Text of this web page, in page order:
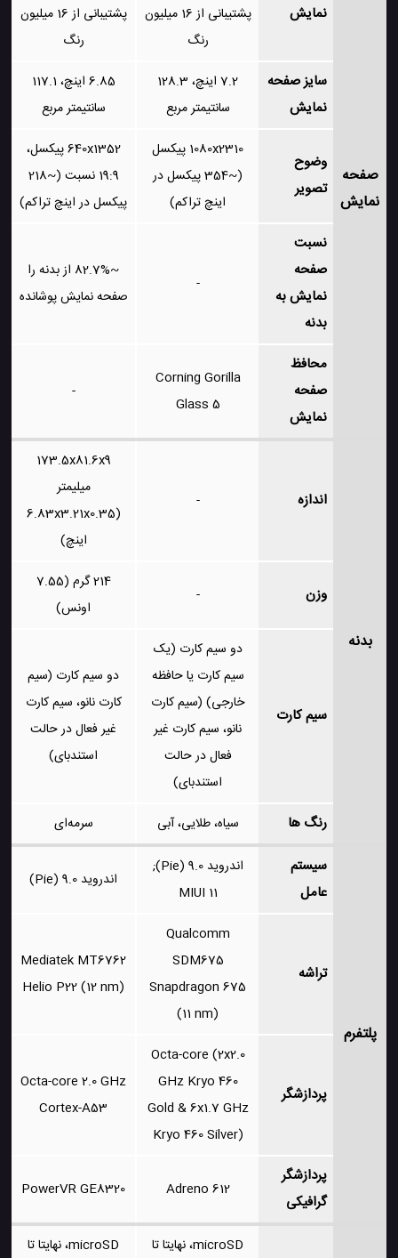
صفحه
نمایش
نمایش
پشتیبانی از 16 میلیون
رنگ
پشتیبانی از 16 میلیون
رنگ
سایز صفحه
نمایش
7.2 اینچ، 128.3
سانتیمتر مربع
6.85 اینچ، 117.1
سانتیمتر مربع
وضوح
تصویر
1080x2310 پیکسل
(~354 پیکسل در
اینچ تراکم)
640x1352 پیکسل،
19:9 نسبت (~218
پیکسل در اینچ تراکم)
نسبت
صفحه
نمایش به
بدنه
-
~82.7% از بدنه را
صفحه نمایش پوشانده
محافظ
صفحه
نمایش
Corning Gorilla
Glass 5
-
بدنه
اندازه -
173.5x81.6x9
میلیمتر
(6.83x3.21x0.35
اینچ)
وزن -
214 گرم (7.55
اونس)
سیم کارت
دو سیم کارت (یک
سیم کارت یا حافظه
خارجی) (سیم کارت
نانو، سیم کارت غیر
فعال در حالت
استندبای)
دو سیم کارت (سیم
کارت نانو، سیم کارت
غیر فعال در حالت
استندبای)
رنگ ها سیاه، طلایی، آبی سرمه‌ای
پلتفرم
سیستم
عامل
اندروید 9.0 (Pie);
MIUI 11
اندروید 9.0 (Pie)
تراشه
Qualcomm
SDM675
Snapdragon 675
(11 nm)
Mediatek MT6762
Helio P22 (12 nm)
پردازشگر
Octa-core (2x2.0
GHz Kryo 460
Gold & 6x1.7 GHz
Kryo 460 Silver)
Octa-core 2.0 GHz
Cortex-A53
پردازشگر
گرافیکی
Adreno 612
PowerVR GE8320
microSD، نهایتا تا
microSD، نهایتا تا